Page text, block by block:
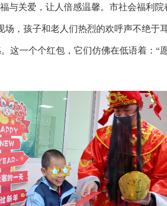
与关爱，让人倍感温馨。市社会福利
，孩子和老人们热烈的欢呼声不绝于
这一个个红包，它们仿佛在低语着：“